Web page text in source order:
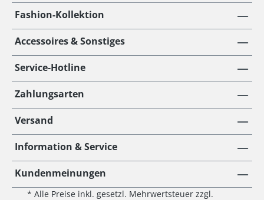
Fashion-Kollektion
Accessoires & Sonstiges
Service-Hotline
Zahlungsarten
Versand
Information & Service
Kundenmeinungen
* Alle Preise inkl. gesetzl. Mehrwertsteuer zzgl.